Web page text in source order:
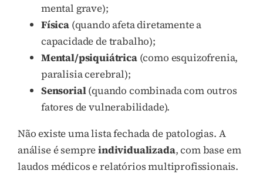
mental grave);
Física(quando afeta diretamente a
capacidade de trabalho);
Mental/psiquiátrica(como esquizofrenia,
paralisia cerebral);
Sensorial(quando combinada com outros
fatores de vulnerabilidade).
Não existe uma lista fechada de patologias. A
análise é sempreindividualizada, com base em
laudos médicos e relatórios multiprofissionais.